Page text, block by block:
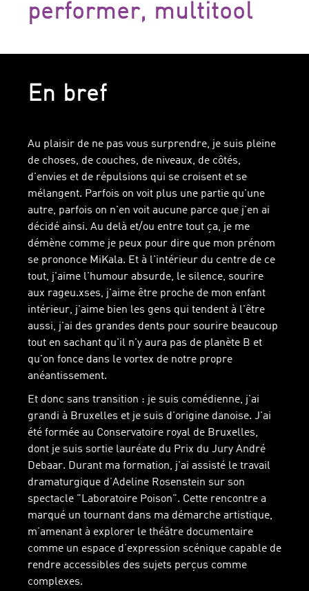
performer, multitool
En bref
Au plaisir de ne pas vous surprendre, je suis pleine
de choses, de couches, de niveaux, de côtés,
d'envies et de répulsions qui se croisent et se
mélangent. Parfois on voit plus une partie qu'une
autre, parfois on n'en voit aucune parce que j'en ai
décidé ainsi. Au delà et/ou entre tout ça, je me
démène comme je peux pour dire que mon prénom
se prononce MiKala. Et à l'intérieur du centre de ce
tout, j'aime l'humour absurde, le silence, sourire
aux rageu.xses, j'aime être proche de mon enfant
intérieur, j'aime bien les gens qui tendent à l'être
aussi, j'ai des grandes dents pour sourire beaucoup
tout en sachant qu'il n'y aura pas de planète B et
qu'on fonce dans le vortex de notre propre
anéantissement.
Et donc sans transition : je suis comédienne, j'ai
grandi à Bruxelles et je suis d'origine danoise. J'ai
été formée au Conservatoire royal de Bruxelles,
dont je suis sortie lauréate du Prix du Jury André
Debaar. Durant ma formation, j'ai assisté le travail
dramaturgique d’Adeline Rosenstein sur son
spectacle "Laboratoire Poison". Cette rencontre a
marqué un tournant dans ma démarche artistique,
m’amenant à explorer le théâtre documentaire
comme un espace d’expression scénique capable de
rendre accessibles des sujets perçus comme
complexes.